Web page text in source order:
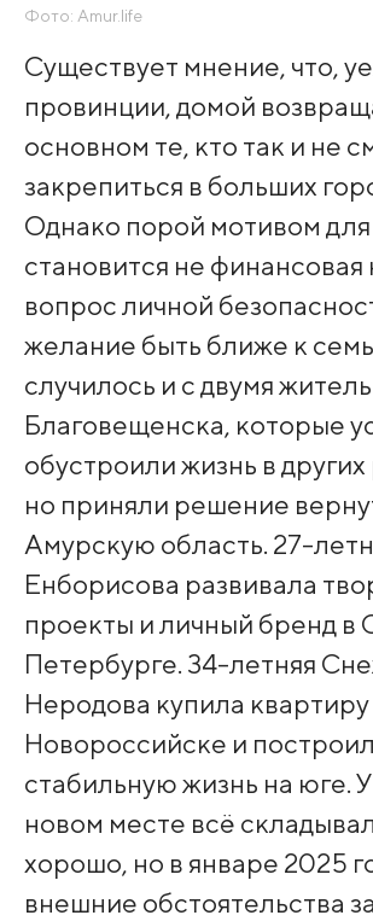
Фото: Amur.life
Существует мнение, что,
провинции, домой
основном те, кто так и не
закрепиться в больших
Однако порой мотивом
становится не финансовая
вопрос личной
желание быть ближе к
случилось и с двумя
Благовещенска, которые
обустроили жизнь в других
но приняли решение
Амурскую область. 27-
Енборисова развивала
проекты и личный бренд в
Петербурге. 34-летняя
Неродова купила квартиру
Новороссийске и
стабильную жизнь на юге.
новом месте всё
хорошо, но в январе 2025
внешние обстоятельства